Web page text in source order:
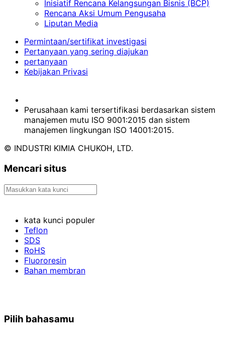
Inisiatif Rencana Kelangsungan Bisnis (BCP)
Rencana Aksi Umum Pengusaha
Liputan Media
Permintaan/sertifikat investigasi
Pertanyaan yang sering diajukan
pertanyaan
Kebijakan Privasi
Perusahaan kami tersertifikasi berdasarkan sistem
manajemen mutu ISO 9001:2015 dan sistem
manajemen lingkungan ISO 14001:2015.
© INDUSTRI KIMIA CHUKOH, LTD.
Mencari situs
kata kunci populer
Teflon
SDS
RoHS
Fluororesin
Bahan membran
Pilih bahasamu